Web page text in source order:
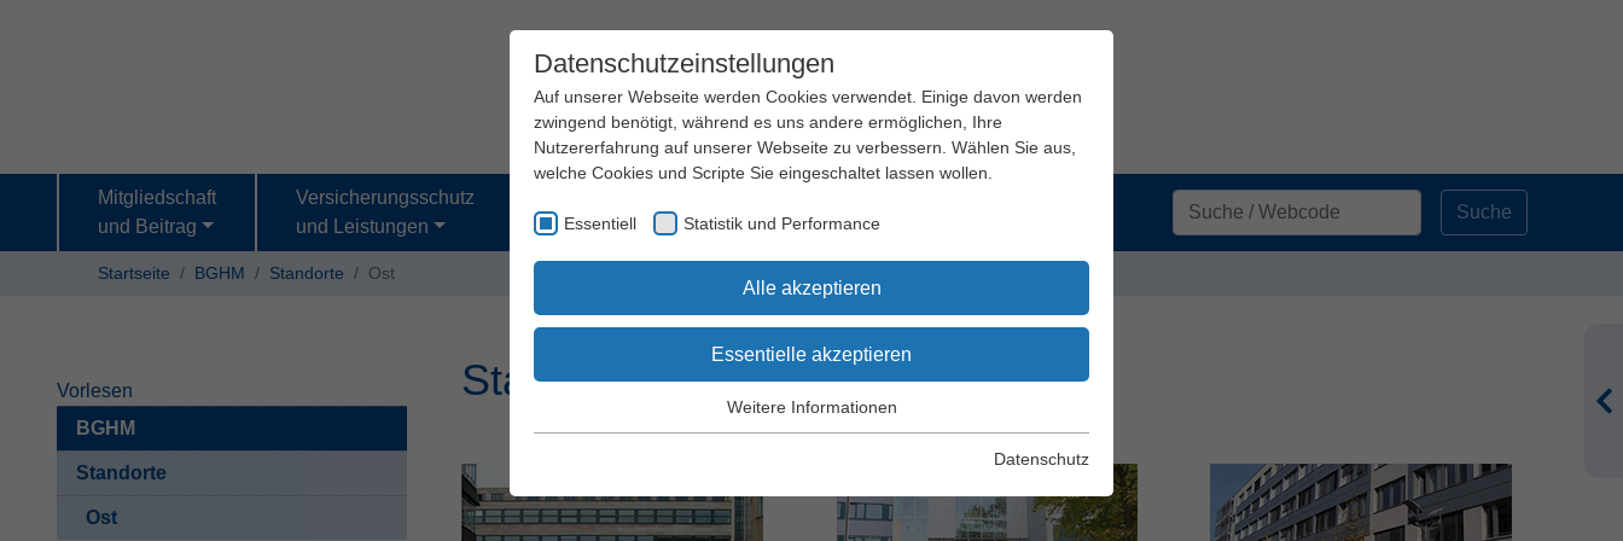
Mitgliedschaft
und Beitrag
Versicherungsschutz
und Leistungen
und Gesundheitsschutz
und Seminare
Suche
Startseite BGHM Standorte Ost
Vorlesen
BGHM
Standorte
Ost
Standorte Ost
Datenschutzeinstellungen
Auf unserer Webseite werden Cookies verwendet. Einige davon werden
zwingend benötigt, während es uns andere ermöglichen, Ihre
Nutzererfahrung auf unserer Webseite zu verbessern. Wählen Sie aus,
welche Cookies und Scripte Sie eingeschaltet lassen wollen.
Essentiell Statistik und Performance
Alle akzeptieren
Essentielle akzeptieren
Essentielle Cookies werden für grundlegende Funktionen der
einwandfrei funktioniert.
Weitere Informationen
Datenschutz